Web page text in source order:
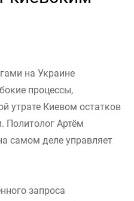
на Украине
процессы,
утрате Киевом остатков
Политолог Артём
самом деле управляет
запроса